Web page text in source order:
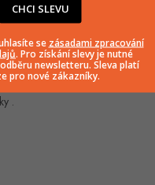
.
Velmi rychlé
CHCI SLEVU
se zásadami zpracování
. Pro získání slevy je nutné
newsletteru. Sleva platí
pro nové zákazníky.